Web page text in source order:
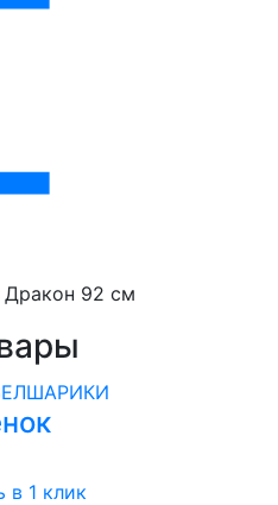
92 см
в 1 клик